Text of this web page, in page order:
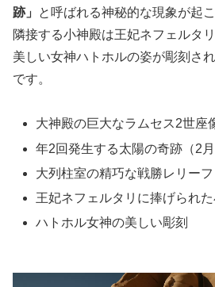
跡」
と呼ばれる神秘的な現象が起こ
隣接する小神殿は王妃ネフェルタ
美しい女神ハトホルの姿が彫刻さ
です。
大神殿の巨大なラムセス2世座
年2回発生する太陽の奇跡（2
大列柱室の精巧な戦勝レリーフ
王妃ネフェルタリに捧げられ
ハトホル女神の美しい彫刻